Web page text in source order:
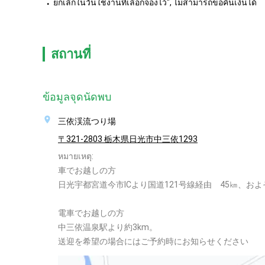
ยกเลิกในวันใช้งานที่เลือกจองไว้", ไม่สามารถขอคืนเงินได้
สถานที่
ข้อมูลจุดนัดพบ
三依渓流つり場
〒321-2803 栃木県日光市中三依1293
หมายเหตุ:
車でお越しの方
日光宇都宮道今市ICより国道121号線経由 45㎞、およ
電車でお越しの方
中三依温泉駅より約3km。
送迎を希望の場合にはご予約時にお知らせください